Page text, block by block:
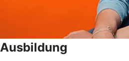
Ausbildung